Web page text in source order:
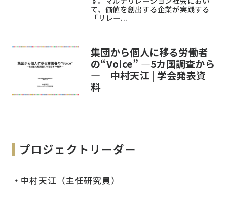
て、価値を創出する企業が実践する
「リレー...
集団から個人に移る労働者
の“Voice” ―5カ国調査から
― 中村天江 | 学会発表資
料
プロジェクトリーダー
中村天江（主任研究員）